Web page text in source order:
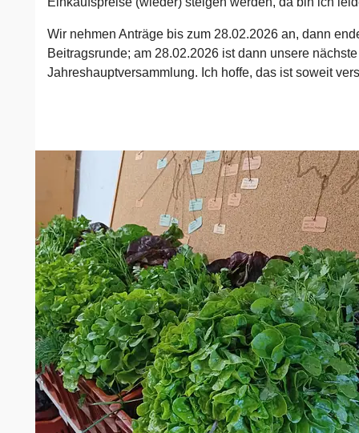
Wir nehmen Anträge bis zum 28.02.2026 an, dann
Beitragsrunde; am 28.02.2026 ist dann unsere nächste
Jahreshauptversammlung. Ich hoffe, das ist soweit